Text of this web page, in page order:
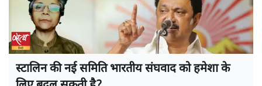
स्टालिन की नई समिति भारतीय संघवाद को हमेशा के